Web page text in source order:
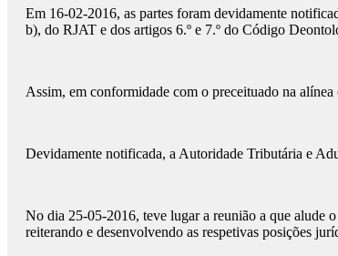
Em 16-02-2016, as partes foram devidamente
b), do RJAT e dos artigos 6.º e 7.º do Código
Assim, em conformidade com o preceituado na
Devidamente notificada, a Autoridade Tributária e
No dia 25-05-2016, teve lugar a reunião a que alude
reiterando e desenvolvendo as respetivas posições